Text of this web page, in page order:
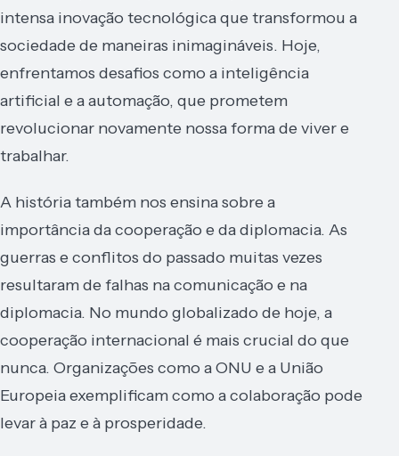
intensa inovação tecnológica que transformou a
sociedade de maneiras inimagináveis. Hoje,
enfrentamos desafios como a inteligência
artificial e a automação, que prometem
revolucionar novamente nossa forma de viver e
trabalhar.
A história também nos ensina sobre a
importância da cooperação e da diplomacia. As
guerras e conflitos do passado muitas vezes
resultaram de falhas na comunicação e na
diplomacia. No mundo globalizado de hoje, a
cooperação internacional é mais crucial do que
nunca. Organizações como a ONU e a União
Europeia exemplificam como a colaboração pode
levar à paz e à prosperidade.